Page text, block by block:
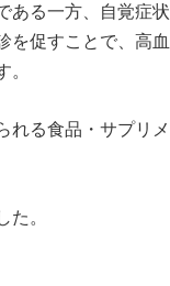
ある一方、自覚症状
を促すことで、高血
。
れる食品・サプリメ
た。